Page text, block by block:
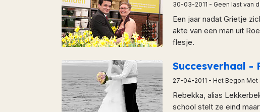
30-03-2011 - Geen last van
Een jaar nadat Grietje
akte van een man uit
flesje.
Succesverhaal
27-04-2011 - Het Begon Met
Rebekka, alias
school stelt ze eind